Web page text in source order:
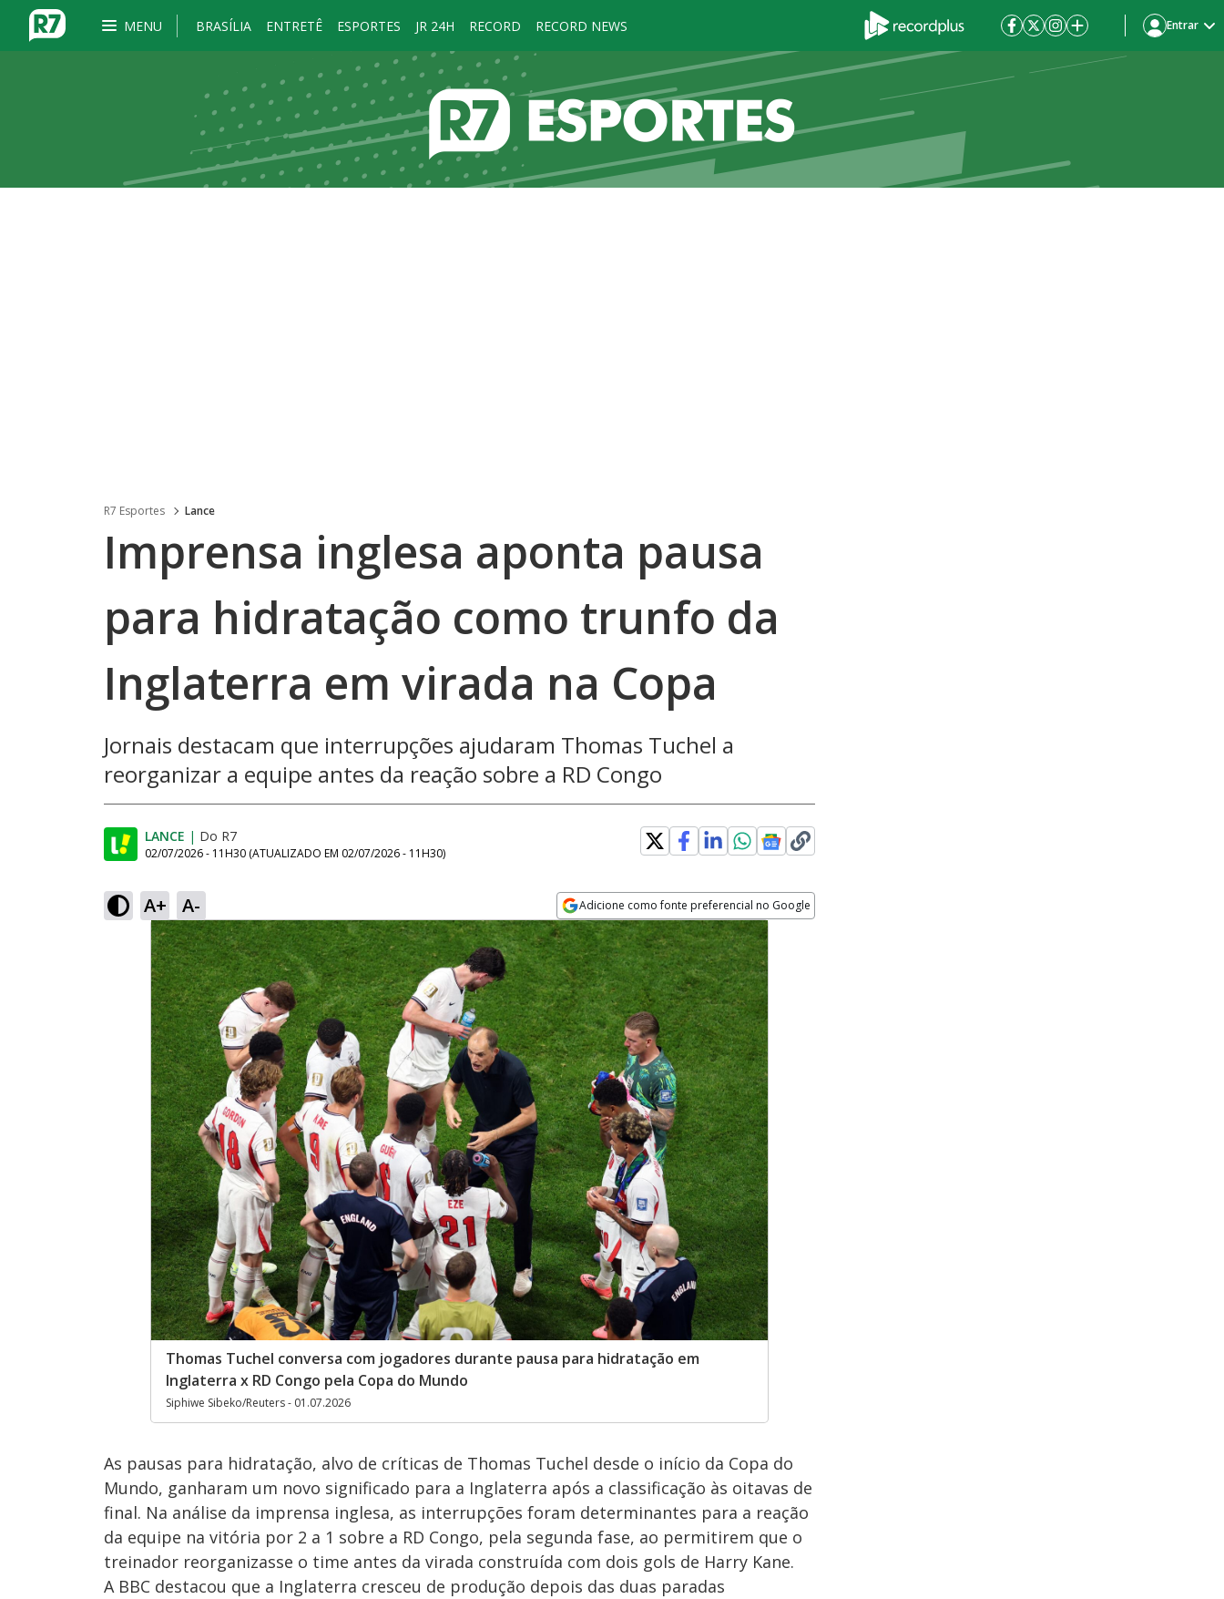
MENU BRASÍLIA ENTRETÊ ESPORTES JR 24H RECORD RECORD NEWS Entrar
R7 Esportes Lance
Imprensa inglesa aponta pausa
para hidratação como trunfo da
Inglaterra em virada na Copa
Jornais destacam que interrupções ajudaram Thomas Tuchel a
reorganizar a equipe antes da reação sobre a RD Congo
LANCE | Do R7
02/07/2026 - 11H30 (ATUALIZADO EM 02/07/2026 - 11H30)
A+ A- Adicione como fonte preferencial no Google
Opens in new window
Thomas Tuchel conversa com jogadores durante pausa para hidratação em
Inglaterra x RD Congo pela Copa do Mundo
Siphiwe Sibeko/Reuters - 01.07.2026
As pausas para hidratação, alvo de críticas de Thomas Tuchel desde o início da Copa do
Mundo, ganharam um novo significado para a Inglaterra após a classificação às oitavas de
final. Na análise da imprensa inglesa, as interrupções foram determinantes para a reação
da equipe na vitória por 2 a 1 sobre a RD Congo, pela segunda fase, ao permitirem que o
treinador reorganizasse o time antes da virada construída com dois gols de Harry Kane.
A BBC destacou que a Inglaterra cresceu de produção depois das duas paradas